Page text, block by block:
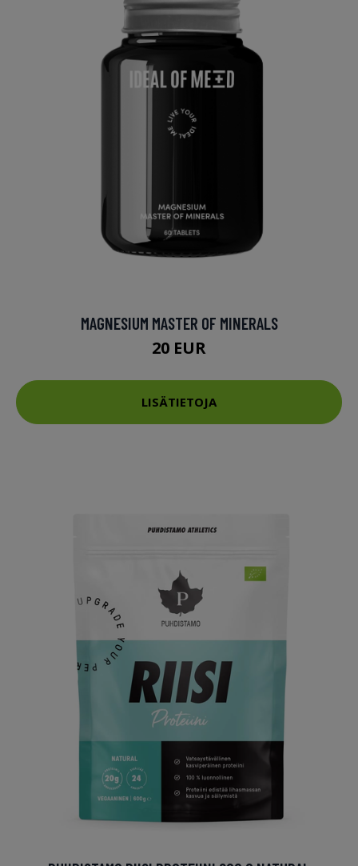
MAGNESIUM MASTER OF MINERALS
20 EUR
LISÄTIETOJA